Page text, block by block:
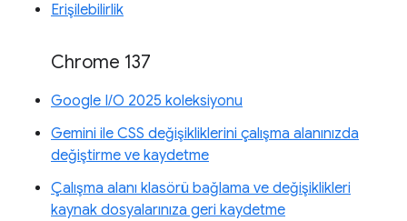
Erişilebilirlik
Chrome 137
Google I/O 2025 koleksiyonu
Gemini ile CSS değişikliklerini çalışma alanınızda
değiştirme ve kaydetme
Çalışma alanı klasörü bağlama ve değişiklikleri
kaynak dosyalarınıza geri kaydetme